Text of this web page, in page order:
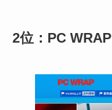
2位：PC WRAP